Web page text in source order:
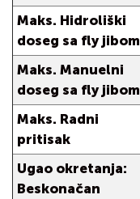
Maks. Hidroliški
doseg sa fly jibom
Maks. Manuelni
doseg sa fly jibom
Maks. Radni
pritisak
Ugao okretanja:
Beskonačan